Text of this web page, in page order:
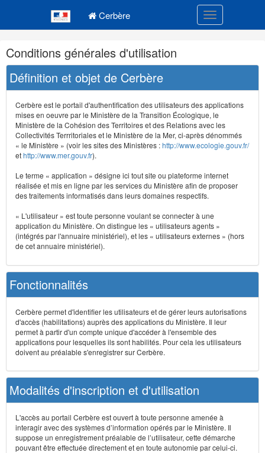
Cerbère Toggle
Navigation
et
outils
annexes
Conditions générales d'utilisation
Définition et objet de Cerbère
Cerbère est le portail d'authentification des utilisateurs des applications
mises en oeuvre par le Ministère de la Transition Écologique, le
Ministère de la Cohésion des Territoires et des Relations avec les
Collectivités Terrritoriales et le Ministère de la Mer, ci-après dénommés
« le Ministère » (voir les sites des Ministères :http://www.ecologie.gouv.fr/
ethttp://www.mer.gouv.fr).
Le terme « application » désigne ici tout site ou plateforme internet
réalisée et mis en ligne par les services du Ministère afin de proposer
des traitements informatisés dans leurs domaines respectifs.
« L'utilisateur » est toute personne voulant se connecter à une
application du Ministère. On distingue les « utilisateurs agents »
(intégrés par l'annuaire ministériel), et les « utilisateurs externes » (hors
de cet annuaire ministériel).
Fonctionnalités
Cerbère permet d'identifier les utilisateurs et de gérer leurs autorisations
d'accès (habilitations) auprès des applications du Ministère. Il leur
permet à partir d'un compte unique d'accéder à l'ensemble des
applications pour lesquelles ils sont habilités. Pour cela les utilisateurs
doivent au préalable s'enregistrer sur Cerbère.
Modalités d'inscription et d'utilisation
L'accès au portail Cerbère est ouvert à toute personne amenée à
interagir avec des systèmes d’information opérés par le Ministère. Il
suppose un enregistrement préalable de l’utilisateur, cette démarche
pouvant être effectuée directement et en toute autonomie par celui-ci.